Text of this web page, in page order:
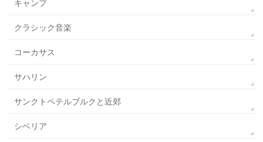
キャンプ
クラシック音楽
コーカサス
サハリン
サンクトペテルブルクと近郊
シベリア